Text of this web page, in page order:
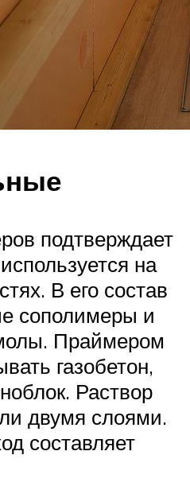
подтверждает
на
В его состав
сополимеры и
Праймером
газобетон,
Раствор
двумя слоями.
составляет